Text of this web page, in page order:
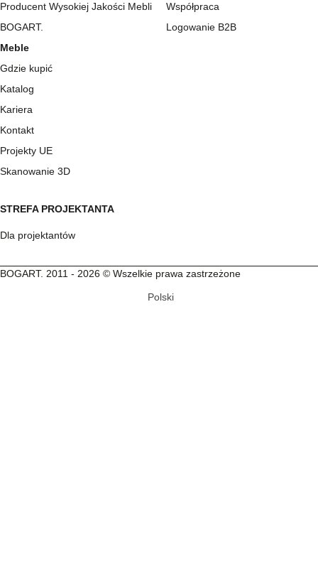
Producent Wysokiej Jakości Mebli
BOGART.
Meble
Gdzie kupić
Katalog
Kariera
Kontakt
Projekty UE
Skanowanie 3D
Współpraca
Logowanie B2B
STREFA PROJEKTANTA
Dla projektantów
BOGART. 2011 - 2026 © Wszelkie prawa zastrzeżone
Polski